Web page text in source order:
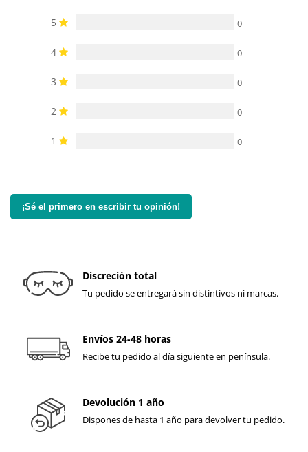
5 0
4 0
3 0
2 0
1 0
¡Sé el primero en escribir tu opinión!
Discreción total
Tu pedido se entregará sin distintivos ni marcas.
Envíos 24-48 horas
Recibe tu pedido al día siguiente en península.
Devolución 1 año
Dispones de hasta 1 año para devolver tu pedido.